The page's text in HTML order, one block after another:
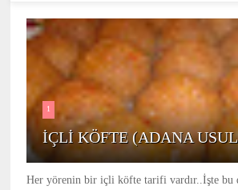
1
İÇLİ KÖFTE (ADANA
Her yörenin bir içli köfte tarifi vardır..İşte bu